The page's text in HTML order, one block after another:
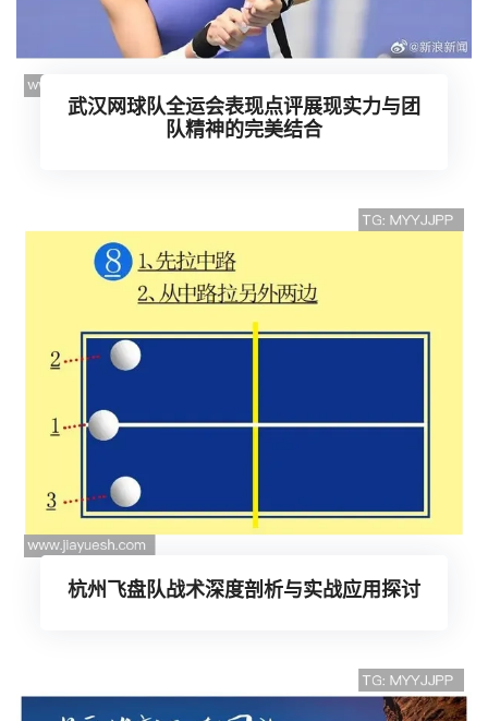
武汉网球队全运会表现点评展现实力与团
队精神的完美结合
杭州飞盘队战术深度剖析与实战应用探讨